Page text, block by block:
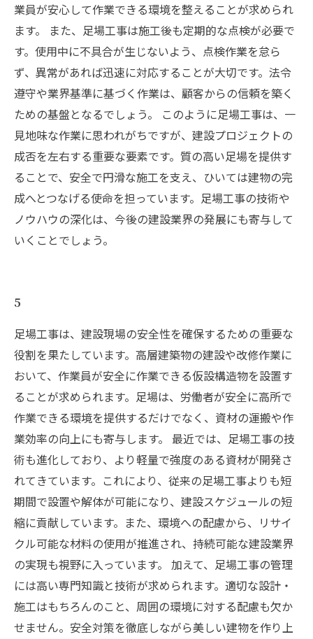
業員が安心して作業できる環境を整えることが求められ
ます。 また、足場工事は施工後も定期的な点検が必要で
す。使用中に不具合が生じないよう、点検作業を怠ら
ず、異常があれば迅速に対応することが大切です。法令
遵守や業界基準に基づく作業は、顧客からの信頼を築く
ための基盤となるでしょう。 このように足場工事は、一
見地味な作業に思われがちですが、建設プロジェクトの
成否を左右する重要な要素です。質の高い足場を提供す
ることで、安全で円滑な施工を支え、ひいては建物の完
成へとつなげる使命を担っています。足場工事の技術や
ノウハウの深化は、今後の建設業界の発展にも寄与して
いくことでしょう。
5
足場工事は、建設現場の安全性を確保するための重要な
役割を果たしています。高層建築物の建設や改修作業に
おいて、作業員が安全に作業できる仮設構造物を設置す
ることが求められます。足場は、労働者が安全に高所で
作業できる環境を提供するだけでなく、資材の運搬や作
業効率の向上にも寄与します。 最近では、足場工事の技
術も進化しており、より軽量で強度のある資材が開発さ
れてきています。これにより、従来の足場工事よりも短
期間で設置や解体が可能になり、建設スケジュールの短
縮に貢献しています。また、環境への配慮から、リサイ
クル可能な材料の使用が推進され、持続可能な建設業界
の実現も視野に入っています。 加えて、足場工事の管理
には高い専門知識と技術が求められます。適切な設計・
施工はもちろんのこと、周囲の環境に対する配慮も欠か
せません。安全対策を徹底しながら美しい建物を作り上